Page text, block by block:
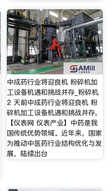
中成药行业将迎良机 粉碎机加
工设备机遇和挑战并存_粉碎机
2 天前中成药行业将迎良机 粉
碎机加工设备机遇和挑战并存,
【仪表网 仪表产业】中药是我
国传统优势领域。近年来，国家
为推动中医药行业结构优化与发
展，陆续出台